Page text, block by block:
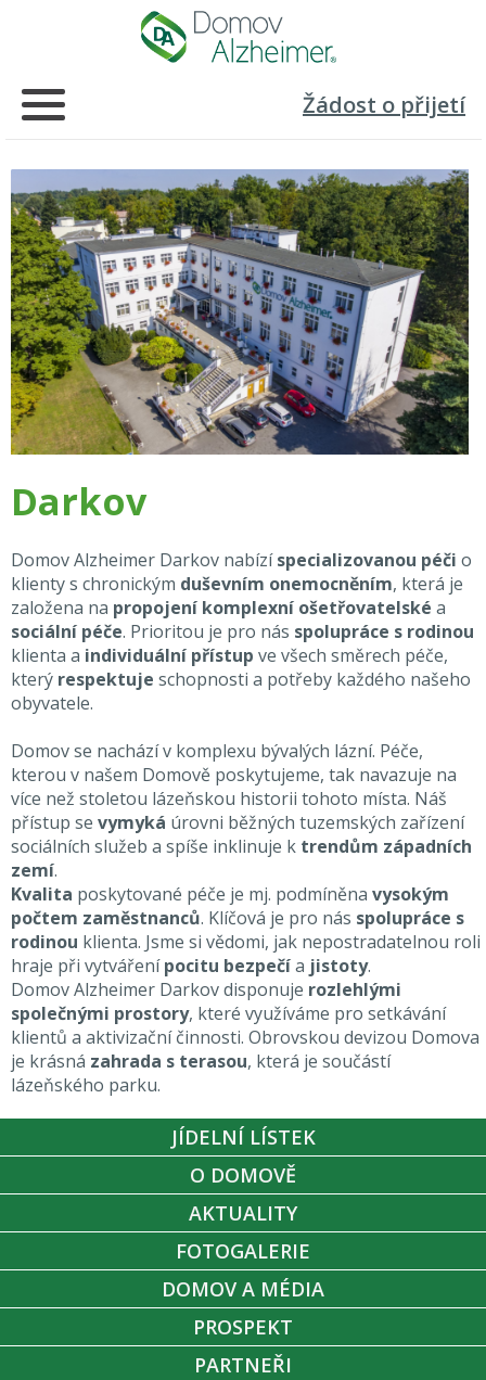
Žádost o přijetí
Darkov
Domov Alzheimer Darkov nabízíspecializovanou péči o
klienty s chronickým duševním onemocněním, která je
založena na propojení komplexní ošetřovatelské a
sociální péče. Prioritou je pro nás spolupráce s rodinou
klienta a individuální přístup ve všech směrech péče,
který respektuje schopnosti a potřeby každého našeho
obyvatele.
Domov se nachází v komplexu bývalých lázní. Péče,
kterou v našem Domově poskytujeme, tak navazuje na
více než stoletou lázeňskou historii tohoto místa. Náš
přístup se vymyká úrovni běžných tuzemských zařízení
sociálních služeb a spíše inklinuje k trendům západních
zemí.
Kvalita poskytované péče je mj. podmíněna vysokým
počtem zaměstnanců. Klíčová je pro nás spolupráce s
rodinou klienta. Jsme si vědomi, jak nepostradatelnou roli
hraje při vytvářenípocitu bezpečía jistoty.
Domov Alzheimer Darkov disponuje rozlehlými
společnými prostory, které využíváme pro setkávání
klientů a aktivizační činnosti. Obrovskou devizou Domova
je krásná zahrada s terasou, která je součástí
lázeňského parku.
JÍDELNÍ LÍSTEK
O DOMOVĚ
AKTUALITY
FOTOGALERIE
DOMOV A MÉDIA
PROSPEKT
PARTNEŘI